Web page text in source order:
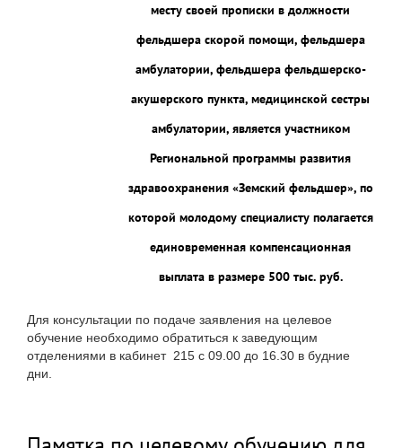
месту своей прописки в должности
фельдшера скорой помощи, фельдшера
амбулатории, фельдшера фельдшерско-
акушерского пункта, медицинской сестры
амбулатории, является участником
Региональной программы развития
здравоохранения «Земский фельдшер», по
которой молодому специалисту полагается
единовременная компенсационная
выплата в размере 500 тыс. руб.
Для консультации по подаче заявления на целевое
обучение необходимо обратиться к заведующим
отделениями в кабинет 215 с 09.00 до 16.30 в будние
дни.